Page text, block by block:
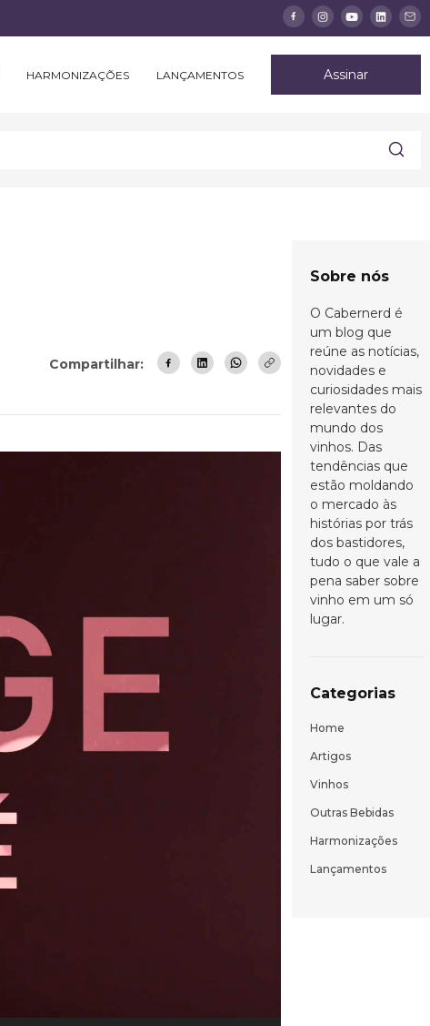
HARMONIZAÇÕES LANÇAMENTOS Assinar
Compartilhar:
Sobre nós
O Cabernerd é
um blog que
reúne as notícias,
novidades e
curiosidades mais
relevantes do
mundo dos
vinhos. Das
tendências que
estão moldando
o mercado às
histórias por trás
dos bastidores,
tudo o que vale a
pena saber sobre
vinho em um só
lugar.
Categorias
Home
Artigos
Vinhos
Outras Bebidas
Harmonizações
Lançamentos